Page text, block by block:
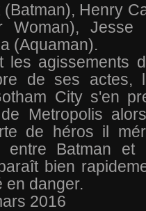
(Batman), Henry
Woman), Jesse
(Aquaman).
les agissements
de ses actes,
City s'en
Metropolis
de héros il
Batman et
bien
en danger.
2016